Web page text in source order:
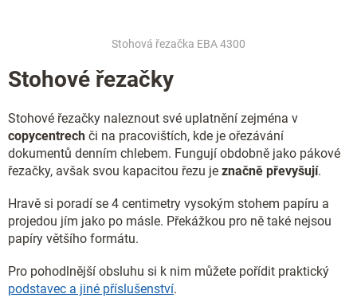
Stohová řezačka EBA 4300
Stohové řezačky
Stohové řezačky naleznout své uplatnění zejména v
copycentrech či na pracovištích, kde je ořezávání
dokumentů denním chlebem. Fungují obdobně jako pákové
řezačky, avšak svou kapacitou řezu je značně převyšují.
Hravě si poradí se 4 centimetry vysokým stohem papíru a
projedou jím jako po másle. Překážkou pro ně také nejsou
papíry většího formátu.
Pro pohodlnější obsluhu si k nim můžete pořídit praktický
podstavec a jiné příslušenství.